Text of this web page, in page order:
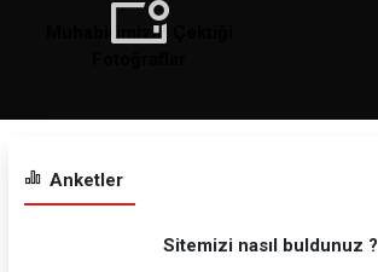
Muhabirimizin Çektiği
Anketler
Sitemizi nasıl buldunuz ?